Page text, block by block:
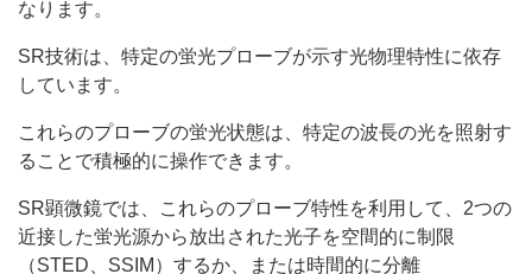
なります。
SR技術は、特定の蛍光プローブが示す光物理特性に依存
しています。
これらのプローブの蛍光状態は、特定の波長の光を照射す
ることで積極的に操作できます。
SR顕微鏡では、これらのプローブ特性を利用して、2つの
近接した蛍光源から放出された光子を空間的に制限
（STED、SSIM）するか、または時間的に分離